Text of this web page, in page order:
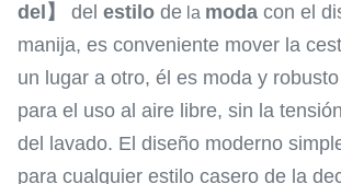
del】
del estilo de la moda con el
manija, es conveniente mover la
un lugar a otro, él es moda y
para el uso al aire libre, sin la
del lavado. El diseño moderno
para cualquier estilo casero de la